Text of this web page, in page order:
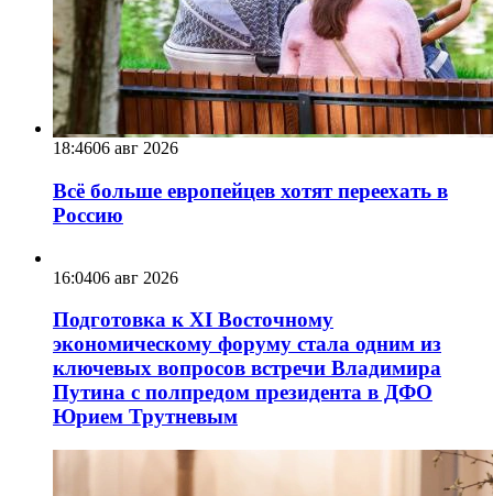
18:4606 авг 2026
Всё больше европейцев хотят переехать в
Россию
16:0406 авг 2026
Подготовка к XI Восточному
экономическому форуму стала одним из
ключевых вопросов встречи Владимира
Путина с полпредом президента в ДФО
Юрием Трутневым